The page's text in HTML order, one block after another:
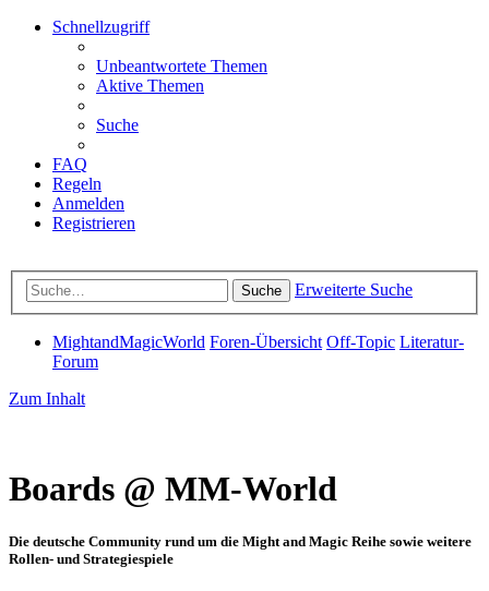
Schnellzugriff
Unbeantwortete Themen
Aktive Themen
Suche
FAQ
Regeln
Anmelden
Registrieren
Suche Erweiterte Suche
MightandMagicWorld Foren-Übersicht Off-Topic Literatur-
Forum
Zum Inhalt
Boards @ MM-World
Die deutsche Community rund um die Might and Magic Reihe sowie weitere
Rollen- und Strategiespiele